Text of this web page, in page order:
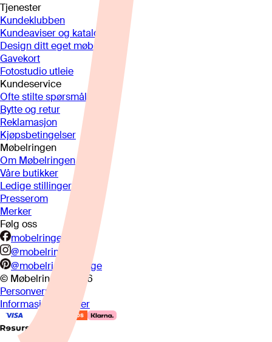
Tjenester
Kundeklubben
Kundeaviser og kataloger
Design ditt eget møbel
Gavekort
Fotostudio utleie
Kundeservice
Ofte stilte spørsmål
Bytte og retur
Reklamasjon
Kjøpsbetingelser
Møbelringen
Om Møbelringen
Våre butikker
Ledige stillinger
Presserom
Merker
Følg oss
mobelringen.no
@mobelringen
@mobelringennorge
© Møbelringen
2026
Personvern
Informasjonskapsler